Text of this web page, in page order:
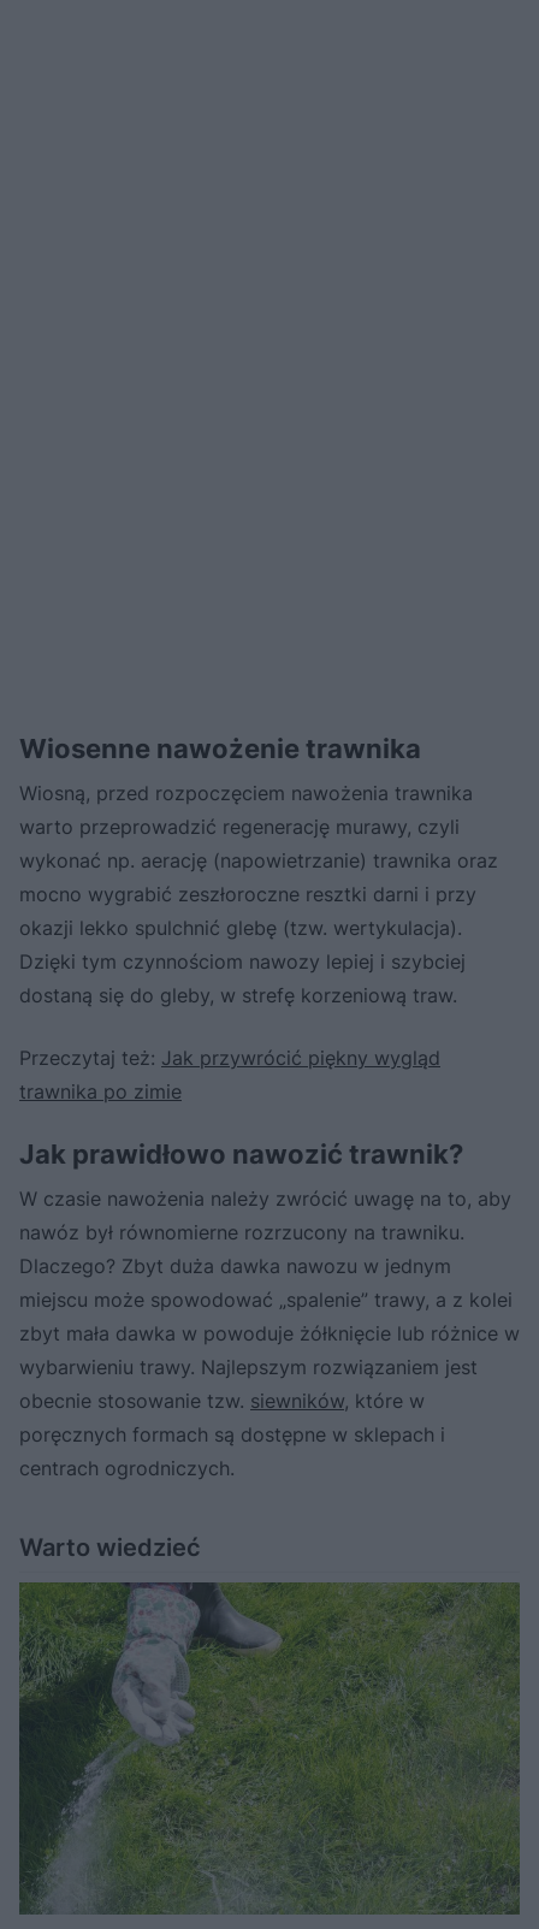
Wiosenne nawożenie trawnika
Wiosną, przed rozpoczęciem nawożenia trawnika
warto przeprowadzić regenerację murawy, czyli
wykonać np. aerację (napowietrzanie) trawnika oraz
mocno wygrabić zeszłoroczne resztki darni i przy
okazji lekko spulchnić glebę (tzw. wertykulacja).
Dzięki tym czynnościom nawozy lepiej i szybciej
dostaną się do gleby, w strefę korzeniową traw.
Przeczytaj też: Jak przywrócić piękny wygląd
trawnika po zimie
Jak prawidłowo nawozić trawnik?
W czasie nawożenia należy zwrócić uwagę na to, aby
nawóz był równomierne rozrzucony na trawniku.
Dlaczego? Zbyt duża dawka nawozu w jednym
miejscu może spowodować „spalenie” trawy, a z kolei
zbyt mała dawka w powoduje żółknięcie lub różnice w
wybarwieniu trawy. Najlepszym rozwiązaniem jest
obecnie stosowanie tzw. siewników, które w
poręcznych formach są dostępne w sklepach i
centrach ogrodniczych.
Warto wiedzieć